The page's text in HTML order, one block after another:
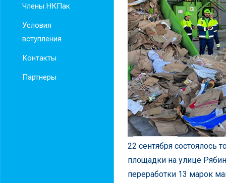
Члены НКПак
Условия
вступления
Контакты
Партнеры
22 сентября состоялось
площадки на улице
переработки 13 марок